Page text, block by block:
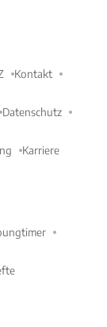
Kontakt
Datenschutz
Karriere